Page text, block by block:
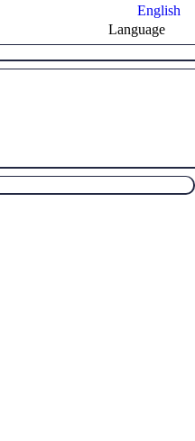
English
Language